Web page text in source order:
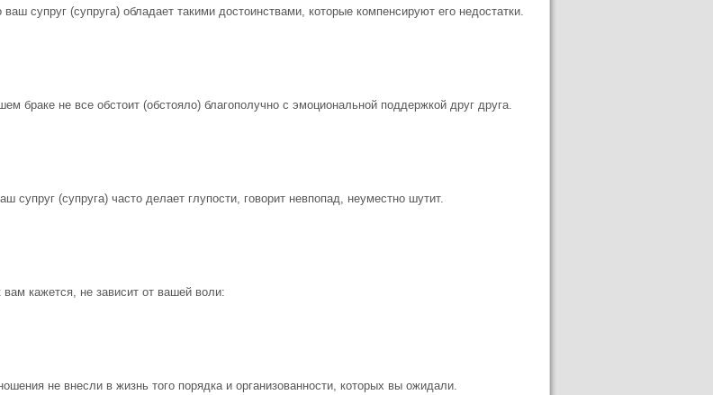
супруг (супруга) обладает такими достоинствами, которые компенсируют его недостатки.
браке не все обстоит (обстояло) благополучно с эмоциональной поддержкой друг друга.
супруг (супруга) часто делает глупости, говорит невпопад, неуместно шутит.
кажется, не зависит от вашей воли:
не внесли в жизнь того порядка и организованности, которых вы ожидали.